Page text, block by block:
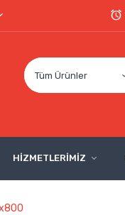
Tüm Ürünler
HİZMETLERİMİZ